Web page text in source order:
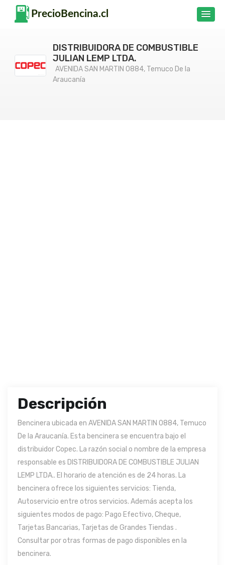
DISTRIBUIDORA DE COMBUSTIBLE
JULIAN LEMP LTDA.
AVENIDA SAN MARTIN 0884, Temuco De la
Araucanía
Descripción
Bencinera ubicada en AVENIDA SAN MARTIN 0884, Temuco
De la Araucanía. Esta bencinera se encuentra bajo el
distribuidor Copec. La razón social o nombre de la empresa
responsable es DISTRIBUIDORA DE COMBUSTIBLE JULIAN
LEMP LTDA.. El horario de atención es de 24 horas. La
bencinera ofrece los siguientes servicios: Tienda,
Autoservicio entre otros servicios. Además acepta los
siguientes modos de pago: Pago Efectivo, Cheque,
Tarjetas Bancarias, Tarjetas de Grandes Tiendas .
Consultar por otras formas de pago disponibles en la
bencinera.